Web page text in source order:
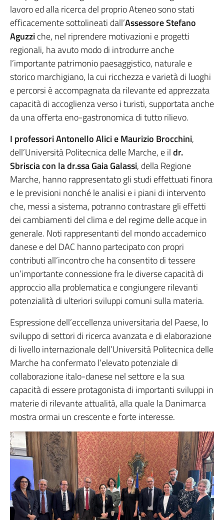
lavoro ed alla ricerca del proprio Ateneo sono stati
efficacemente sottolineati dall’Assessore Stefano
Aguzziche, nel riprendere motivazioni e progetti
regionali, ha avuto modo di introdurre anche
l’importante patrimonio paesaggistico, naturale e
storico marchigiano, la cui ricchezza e varietà di luoghi
e percorsi è accompagnata da rilevante ed apprezzata
capacità di accoglienza verso i turisti, supportata anche
da una offerta eno-gastronomica di tutto rilievo.
I professori Antonello Alici e Maurizio Brocchini,
dell’Università Politecnica delle Marche, e ildr.
Sbriscia con la dr.ssa Gaia Galassi, della Regione
Marche, hanno rappresentato gli studi effettuati finora
e le previsioni nonché le analisi e i piani di intervento
che, messi a sistema, potranno contrastare gli effetti
dei cambiamenti del clima e del regime delle acque in
generale. Noti rappresentanti del mondo accademico
danese e del DAC hanno partecipato con propri
contributi all’incontro che ha consentito di tessere
un’importante connessione fra le diverse capacità di
approccio alla problematica e congiungere rilevanti
potenzialità di ulteriori sviluppi comuni sulla materia.
Espressione dell’eccellenza universitaria del Paese, lo
sviluppo di settori di ricerca avanzata e di elaborazione
di livello internazionale dell’Università Politecnica delle
Marche ha confermato l’elevato potenziale di
collaborazione italo-danese nel settore e la sua
capacità di essere protagonista di importanti sviluppi in
materie di rilevante attualità, alla quale la Danimarca
mostra ormai un crescente e forte interesse.